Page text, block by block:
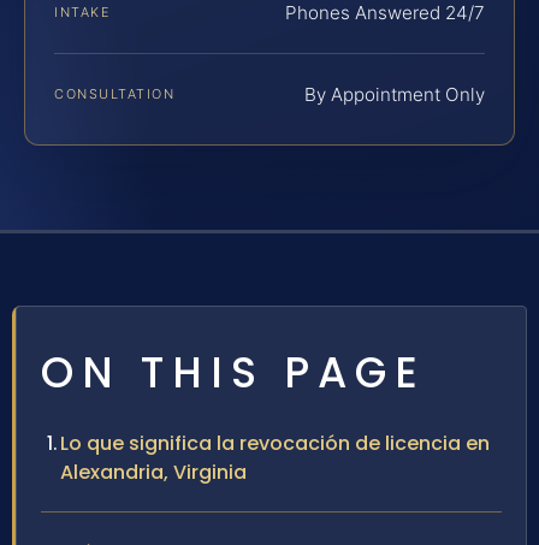
INTAKE Phones Answered 24/7
CONSULTATION By Appointment Only
ON THIS PAGE
Lo que significa la revocación de licencia en
Alexandria, Virginia